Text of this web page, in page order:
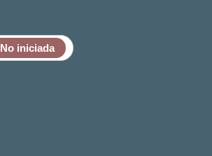
No iniciada